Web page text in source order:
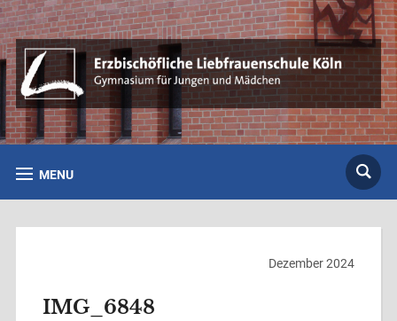
MENU
Dezember 2024
IMG_6848